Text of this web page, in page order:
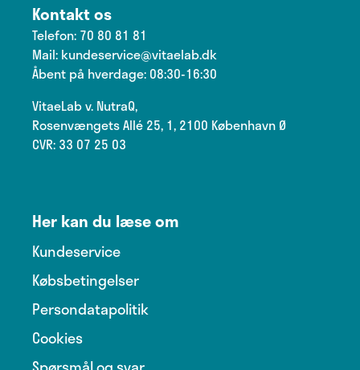
Kontakt os
Telefon: 70 80 81 81
Mail: kundeservice@vitaelab.dk
Åbent på hverdage: 08:30-16:30
VitaeLab v. NutraQ,
Rosenvængets Allé 25, 1, 2100 København Ø
CVR: 33 07 25 03
Her kan du læse om
Kundeservice
Købsbetingelser
Persondatapolitik
Cookies